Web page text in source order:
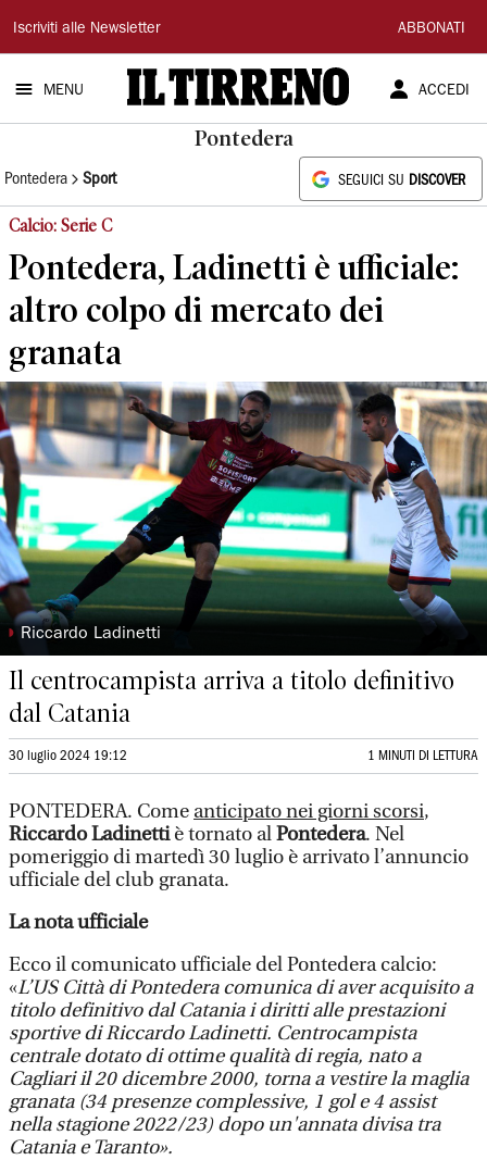
Il
Tirreno
Iscriviti alle Newsletter ABBONATI
MENU ACCEDI
Pontedera
Pontedera Sport SEGUICI SU DISCOVER
Calcio: Serie C
Pontedera, Ladinetti è ufficiale:
altro colpo di mercato dei
granata
◗ Riccardo Ladinetti
Il centrocampista arriva a titolo definitivo
dal Catania
30 luglio 2024 19:12 1 MINUTI DI LETTURA
PONTEDERA. Come anticipato nei giorni scorsi,
Riccardo Ladinettiè tornato alPontedera. Nel
pomeriggio di martedì 30 luglio è arrivato l’annuncio
ufficiale del club granata.
La nota ufficiale
Ecco il comunicato ufficiale del Pontedera calcio:
«L’US Città di Pontedera comunica di aver acquisito a
titolo definitivo dal Catania i diritti alle prestazioni
sportive di Riccardo Ladinetti. Centrocampista
centrale dotato di ottime qualità di regia, nato a
Cagliari il 20 dicembre 2000, torna a vestire la maglia
granata (34 presenze complessive, 1 gol e 4 assist
nella stagione 2022/23) dopo un'annata divisa tra
Catania e Taranto».